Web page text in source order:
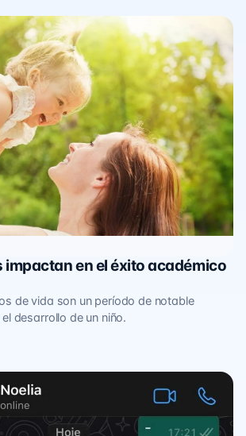
impactan en el éxito académico
de vida son un período de notable
desarrollo de un niño.